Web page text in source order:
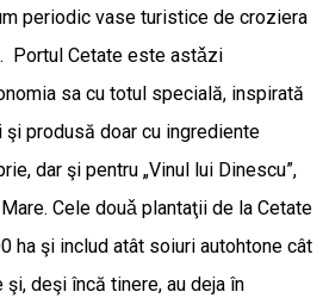
periodic vase turistice de croziera
Portul Cetate este astǎzi
sa cu totul specială, inspirată
produsă doar cu ingrediente
dar şi pentru „Vinul lui Dinescu”,
Cele douǎ plantaţii de la Cetate
ha şi includ atât soiuri autohtone cât
deşi încă tinere, au deja în